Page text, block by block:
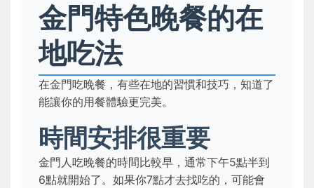
金門特色晚餐的在
地吃法
在金門吃晚餐，有些在地的習慣和技巧，知道了
能讓你的用餐體驗更完美。
時間安排很重要
金門人吃晚餐的時間比較早，通常下午5點半到
6點就開始了。如果你7點才去找吃的，可能會